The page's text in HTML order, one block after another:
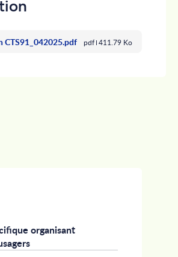
CTS91_042025.pdf pdf 411.79 Ko
organisant